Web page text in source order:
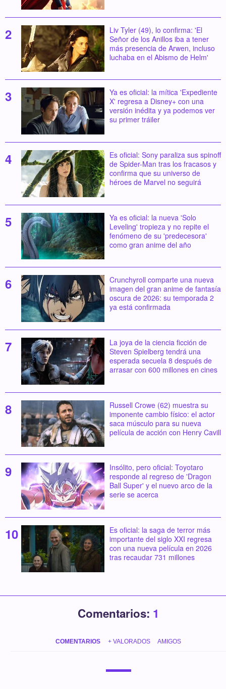
Liv Tyler (49), lo confirma: 'El
Señor de los Anillos iba a tener
más presencia de Arwen, incluso
luchaba en el Abismo de Helm'
Ya es oficial: la mítica 'Expediente
X' regresa a Disney+ con una
versión inédita y ya podemos ver
su primer tráiler
Es oficial: Sony paraliza sus spinoff
de Spider-Man tras los fracasos y
confirma que su universo de
héroes de Marvel no seguirá
Ya es oficial: la nueva 'Solo
Leveling' tropieza y no repite el
fenómeno de su 'predecesora'
como gran anime del año
Crunchyroll comparte una nueva
imagen del gran anime de fantasía
oscura de 2026: su temporada 2
ya está confirmada
La joya de la ciencia ficción de
Steven Spielberg tendrá una
esperada secuela 8 después de
arrasar con 600 millones en cines
Russell Crowe (62) muestra su
imponente cambio físico: el actor
saca músculo para su nueva
película de acción con Henry Cavill
Insólito, pero oficial: Toyotaro
responde al regreso de 'Dragon
Ball Super' y el nuevo arco de la
serie se acerca
Es oficial: la saga de terror más
importante del siglo XXI regresa
con una nueva película en 2026
tras recaudar 731 millones
Comentarios: 1
COMENTARIOS + VALORADOS AMIGOS